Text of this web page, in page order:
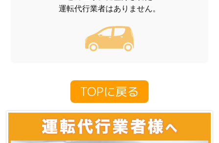
運転代行業者はありません。
TOPに戻る